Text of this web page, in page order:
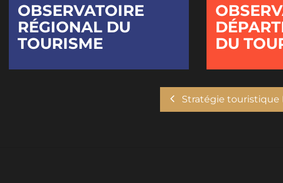
OBSERVATOIRE
RÉGIONAL DU
TOURISME
DU
Stratégie touristique